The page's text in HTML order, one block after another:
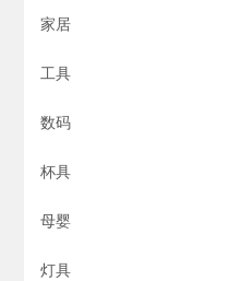
家居
工具
数码
杯具
母婴
灯具